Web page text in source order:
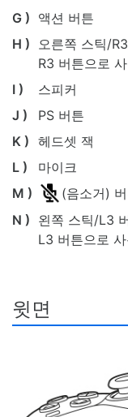
G ) 액션 버튼
H ) 오른쪽 스틱/
R3 버튼으로
I )
스피커
J )
PS 버튼
K ) 헤드셋 잭
L )
마이크
M )
(음소거)
N ) 왼쪽 스틱/L3
L3 버튼으로
윗면